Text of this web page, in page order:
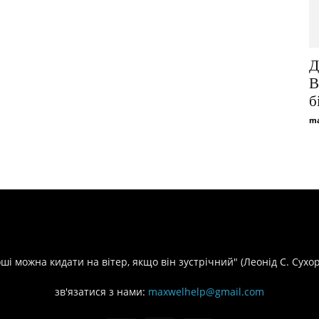
можна кидати на вітер, якщо він зустрічний" (Леонід С.
зв'язатися з нами: maxwelhelp@gmail.com